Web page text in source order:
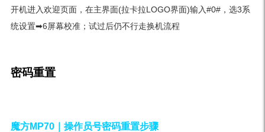
开机进入欢迎页面，在主界面(拉卡拉LOGO界面)输入#0#，选3系
统设置➡6屏幕校准；试过后仍不行走换机流程
密码重置
魔方MP70｜ 操作员号密码重置步骤